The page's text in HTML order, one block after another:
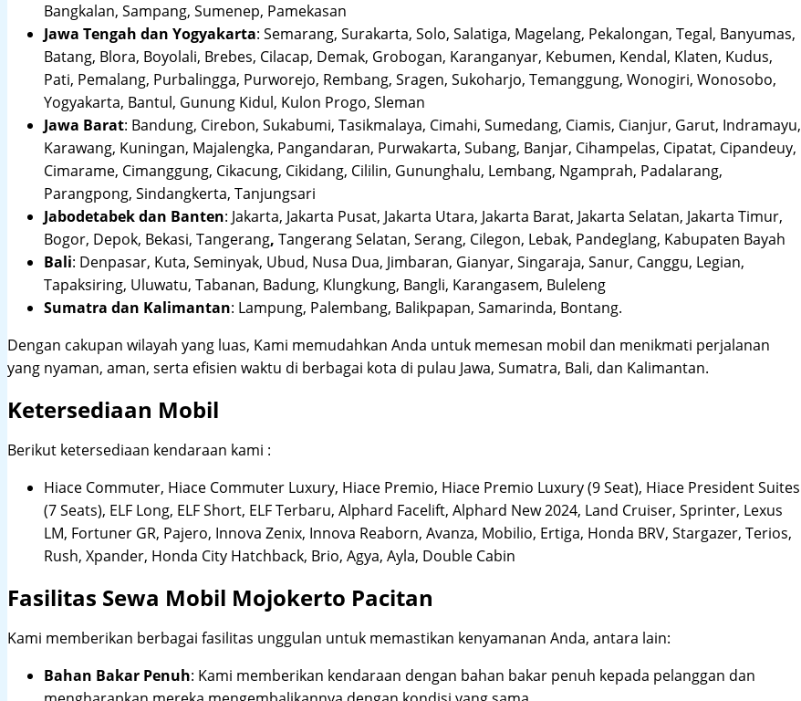
Bangkalan, Sampang, Sumenep, Pamekasan
Jawa Tengah dan Yogyakarta: Semarang, Surakarta, Solo, Salatiga, Magelang, Pekalongan, Tegal, Banyumas,
Batang, Blora, Boyolali, Brebes, Cilacap, Demak, Grobogan, Karanganyar, Kebumen, Kendal, Klaten, Kudus,
Pati, Pemalang, Purbalingga, Purworejo, Rembang, Sragen, Sukoharjo, Temanggung, Wonogiri, Wonosobo,
Yogyakarta, Bantul, Gunung Kidul, Kulon Progo, Sleman
Jawa Barat: Bandung, Cirebon, Sukabumi, Tasikmalaya, Cimahi, Sumedang, Ciamis, Cianjur, Garut, Indramayu,
Karawang, Kuningan, Majalengka, Pangandaran, Purwakarta, Subang, Banjar, Cihampelas, Cipatat, Cipandeuy,
Cimarame, Cimanggung, Cikacung, Cikidang, Cililin, Gununghalu, Lembang, Ngamprah, Padalarang,
Parangpong, Sindangkerta, Tanjungsari
Jabodetabek dan Banten: Jakarta, Jakarta Pusat, Jakarta Utara, Jakarta Barat, Jakarta Selatan, Jakarta Timur,
Bogor, Depok, Bekasi, Tangerang, Tangerang Selatan, Serang, Cilegon, Lebak, Pandeglang, Kabupaten Bayah
Bali: Denpasar, Kuta, Seminyak, Ubud, Nusa Dua, Jimbaran, Gianyar, Singaraja, Sanur, Canggu, Legian,
Tapaksiring, Uluwatu, Tabanan, Badung, Klungkung, Bangli, Karangasem, Buleleng
Sumatra dan Kalimantan: Lampung, Palembang, Balikpapan, Samarinda, Bontang.
Dengan cakupan wilayah yang luas, Kami memudahkan Anda untuk memesan mobil dan menikmati perjalanan
yang nyaman, aman, serta efisien waktu di berbagai kota di pulau Jawa, Sumatra, Bali, dan Kalimantan.
Ketersediaan Mobil
Berikut ketersediaan kendaraan kami :
Hiace Commuter, Hiace Commuter Luxury, Hiace Premio, Hiace Premio Luxury (9 Seat), Hiace President Suites
(7 Seats), ELF Long, ELF Short, ELF Terbaru, Alphard Facelift, Alphard New 2024, Land Cruiser, Sprinter, Lexus
LM, Fortuner GR, Pajero, Innova Zenix, Innova Reaborn, Avanza, Mobilio, Ertiga, Honda BRV, Stargazer, Terios,
Rush, Xpander, Honda City Hatchback, Brio, Agya, Ayla, Double Cabin
Fasilitas Sewa Mobil Mojokerto Pacitan
Kami memberikan berbagai fasilitas unggulan untuk memastikan kenyamanan Anda, antara lain:
Bahan Bakar Penuh: Kami memberikan kendaraan dengan bahan bakar penuh kepada pelanggan dan